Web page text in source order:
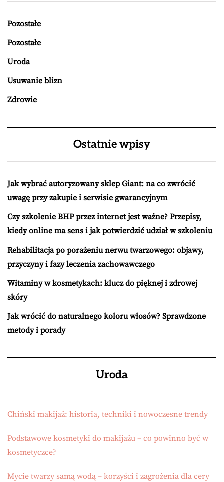
Pozostałe
Pozostałe
Uroda
Usuwanie blizn
Zdrowie
Ostatnie wpisy
Jak wybrać autoryzowany sklep Giant: na co zwrócić
uwagę przy zakupie i serwisie gwarancyjnym
Czy szkolenie BHP przez internet jest ważne? Przepisy,
kiedy online ma sens i jak potwierdzić udział w szkoleniu
Rehabilitacja po porażeniu nerwu twarzowego: objawy,
przyczyny i fazy leczenia zachowawczego
Witaminy w kosmetykach: klucz do pięknej i zdrowej
skóry
Jak wrócić do naturalnego koloru włosów? Sprawdzone
metody i porady
Uroda
Chiński makijaż: historia, techniki i nowoczesne trendy
Podstawowe kosmetyki do makijażu – co powinno być w
kosmetyczce?
Mycie twarzy samą wodą – korzyści i zagrożenia dla cery